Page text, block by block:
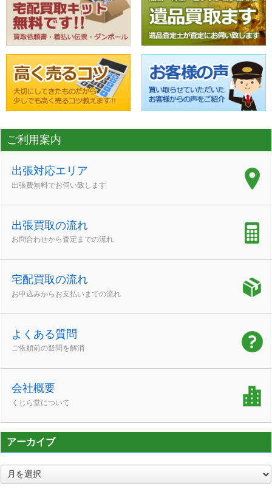
ご利用案内
出張対応エリア
出張費無料でお伺い致します
出張買取の流れ
お問合わせから査定までの流れ
宅配買取の流れ
お申込みからお支払いまでの流れ
よくある質問
ご依頼前の疑問を解消
会社概要
くじら堂について
アーカイブ
ア
ー